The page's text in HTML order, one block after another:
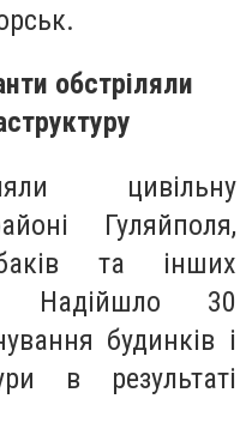
обстріляли
цивільну
Гуляйполя,
та інших
Надійшло 30
будинків і
в результаті